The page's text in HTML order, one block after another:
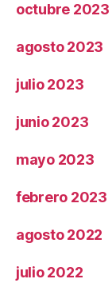
octubre 2023
agosto 2023
julio 2023
junio 2023
mayo 2023
febrero 2023
agosto 2022
julio 2022